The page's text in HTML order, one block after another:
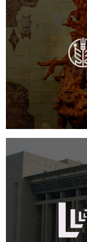
文化艺术
数字博物馆
公司展厅设
中国
网